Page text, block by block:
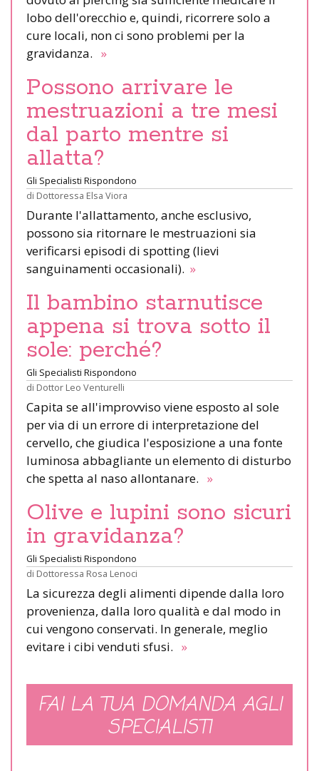
lobo dell'orecchio e, quindi, ricorrere solo a
cure locali, non ci sono problemi per la
gravidanza. »
Possono arrivare le
mestruazioni a tre mesi
dal parto mentre si
allatta?
Gli Specialisti Rispondono
di Dottoressa Elsa Viora
Durante l'allattamento, anche esclusivo,
possono sia ritornare le mestruazioni sia
verificarsi episodi di spotting (lievi
sanguinamenti occasionali). »
Il bambino starnutisce
appena si trova sotto il
sole: perché?
Gli Specialisti Rispondono
di Dottor Leo Venturelli
Capita se all'improvviso viene esposto al sole
per via di un errore di interpretazione del
cervello, che giudica l'esposizione a una fonte
luminosa abbagliante un elemento di disturbo
che spetta al naso allontanare. »
Olive e lupini sono sicuri
in gravidanza?
Gli Specialisti Rispondono
di Dottoressa Rosa Lenoci
La sicurezza degli alimenti dipende dalla loro
provenienza, dalla loro qualità e dal modo in
cui vengono conservati. In generale, meglio
evitare i cibi venduti sfusi. »
FAI LA TUA DOMANDA AGLI
SPECIALISTI